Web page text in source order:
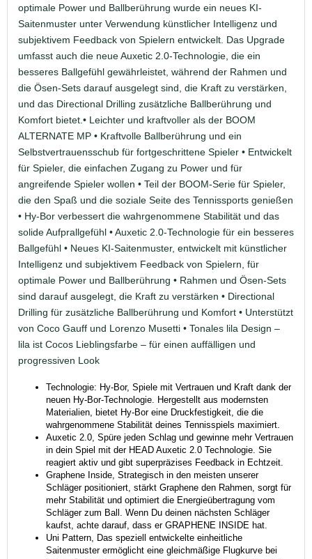
optimale Power und Ballberührung wurde ein neues KI-
Saitenmuster unter Verwendung künstlicher Intelligenz und
subjektivem Feedback von Spielern entwickelt. Das Upgrade
umfasst auch die neue Auxetic 2.0-Technologie, die ein
besseres Ballgefühl gewährleistet, während der Rahmen und
die Ösen-Sets darauf ausgelegt sind, die Kraft zu verstärken,
und das Directional Drilling zusätzliche Ballberührung und
Komfort bietet.• Leichter und kraftvoller als der BOOM
ALTERNATE MP • Kraftvolle Ballberührung und ein
Selbstvertrauensschub für fortgeschrittene Spieler • Entwickelt
für Spieler, die einfachen Zugang zu Power und für
angreifende Spieler wollen • Teil der BOOM-Serie für Spieler,
die den Spaß und die soziale Seite des Tennissports genießen
• Hy-Bor verbessert die wahrgenommene Stabilität und das
solide Aufprallgefühl • Auxetic 2.0-Technologie für ein besseres
Ballgefühl • Neues KI-Saitenmuster, entwickelt mit künstlicher
Intelligenz und subjektivem Feedback von Spielern, für
optimale Power und Ballberührung • Rahmen und Ösen-Sets
sind darauf ausgelegt, die Kraft zu verstärken • Directional
Drilling für zusätzliche Ballberührung und Komfort • Unterstützt
von Coco Gauff und Lorenzo Musetti • Tonales lila Design –
lila ist Cocos Lieblingsfarbe – für einen auffälligen und
progressiven Look
Technologie: Hy-Bor, Spiele mit Vertrauen und Kraft dank der
neuen Hy-Bor-Technologie. Hergestellt aus modernsten
Materialien, bietet Hy-Bor eine Druckfestigkeit, die die
wahrgenommene Stabilität deines Tennisspiels maximiert.
Auxetic 2.0, Spüre jeden Schlag und gewinne mehr Vertrauen
in dein Spiel mit der HEAD Auxetic 2.0 Technologie. Sie
reagiert aktiv und gibt superpräzises Feedback in Echtzeit.
Graphene Inside, Strategisch in den meisten unserer
Schläger positioniert, stärkt Graphene den Rahmen, sorgt für
mehr Stabilität und optimiert die Energieübertragung vom
Schläger zum Ball. Wenn Du deinen nächsten Schläger
kaufst, achte darauf, dass er GRAPHENE INSIDE hat.
Uni Pattern, Das speziell entwickelte einheitliche
Saitenmuster ermöglicht eine gleichmäßige Flugkurve bei